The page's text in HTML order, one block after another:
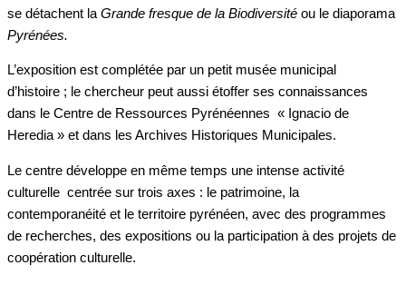
se détachent la Grande fresque de la Biodiversité ou le diaporama
Pyrénées.
L’exposition est complétée par un petit musée municipal
d’histoire ; le chercheur peut aussi étoffer ses connaissances
dans le Centre de Ressources Pyrénéennes « Ignacio de
Heredia » et dans les Archives Historiques Municipales.
Le centre développe en même temps une intense activité
culturelle centrée sur trois axes : le patrimoine, la
contemporanéité et le territoire pyrénéen, avec des programmes
de recherches, des expositions ou la participation à des projets de
coopération culturelle.